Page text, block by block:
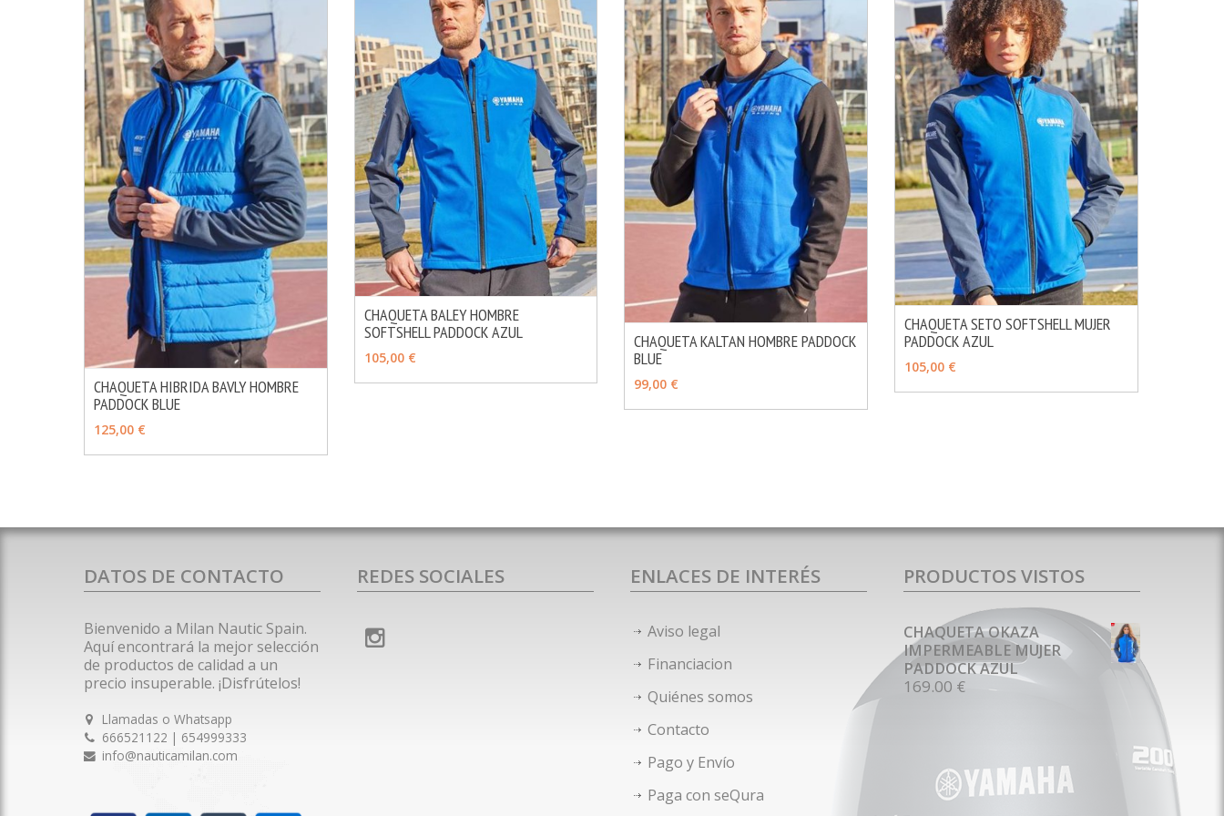
AÑADIR
CHAQUETA HIBRIDA BAVLY HOMBRE
PADDOCK BLUE
125,00 €
AÑADIR
CHAQUETA BALEY HOMBRE
SOFTSHELL PADDOCK AZUL
105,00 € AÑADIR
CHAQUETA KALTAN HOMBRE PADDOCK
BLUE
99,00 €
AÑADIR
CHAQUETA SETO SOFTSHELL MUJER
PADDOCK AZUL
105,00 €
DATOS DE CONTACTO
Bienvenido a Milan Nautic Spain.
Aquí encontrará la mejor selección
de productos de calidad a un
precio insuperable. ¡Disfrútelos!
Llamadas o Whatsapp
666521122 | 654999333
info@nauticamilan.com
REDES SOCIALES ENLACES DE INTERÉS
Aviso legal
Financiacion
Quiénes somos
Contacto
Pago y Envío
Paga con seQura
PRODUCTOS VISTOS
CHAQUETA OKAZA
IMPERMEABLE MUJER
PADDOCK AZUL
169.00 €